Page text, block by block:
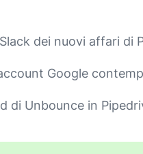
dei nuovi affari di
Google
di Unbounce in